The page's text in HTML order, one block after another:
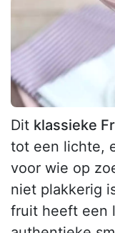
Dit klassieke
tot een lichte,
voor wie op
niet plakkerig
fruit heeft een